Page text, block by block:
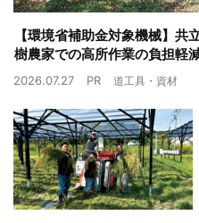
【環境省補助金対象機械】
樹農家での高所作業の負担軽
2026.07.27 PR 道工具・資材